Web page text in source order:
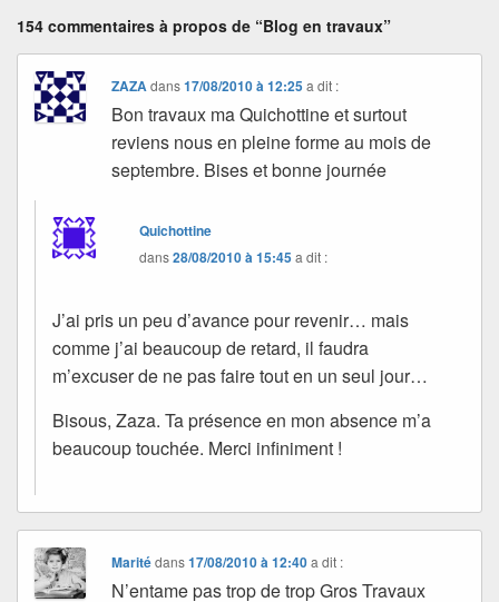
154 commentaires à propos de “Blog en travaux”
ZAZAdans17/08/2010 à 12:25 a dit :
Bon travaux ma Quichottine et surtout
reviens nous en pleine forme au mois de
septembre. Bises et bonne journée
Quichottine
dans28/08/2010 à 15:45a dit :
J’ai pris un peu d’avance pour revenir… mais
comme j’ai beaucoup de retard, il faudra
m’excuser de ne pas faire tout en un seul jour…
Bisous, Zaza. Ta présence en mon absence m’a
beaucoup touchée. Merci infiniment !
Maritédans17/08/2010 à 12:40 a dit :
N’entame pas trop de trop Gros Travaux